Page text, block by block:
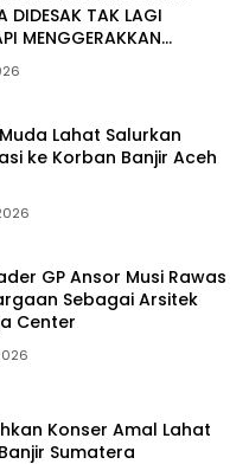
DIDESAK TAK LAGI
MENGGERAKKAN
Lahat Salurkan
ke Korban Banjir Aceh
GP Ansor Musi Rawas
Sebagai Arsitek
Center
Konser Amal Lahat
Sumatera